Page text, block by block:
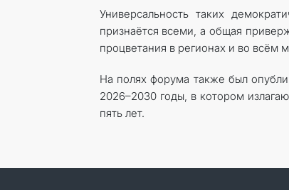
Универсальность таких
признаётся всеми, а общая
процветания в регионах и во всём
На полях форума также был
2026–2030 годы, в котором
пять лет.